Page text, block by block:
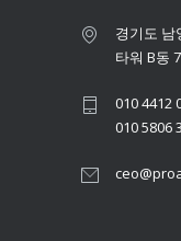
경기도 남
타워 B동
010 4412
010 5806